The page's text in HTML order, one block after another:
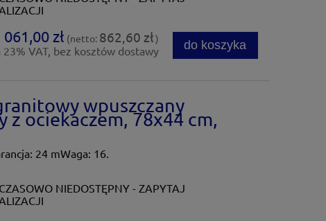
061,00 zł (netto: 862,60 zł)
23% VAT, bez kosztów dostawy do koszyka
wpuszczany
ociekaczem, 78x44 cm,
24 mWaga: 16.
NIEDOSTĘPNY - ZAPYTAJ